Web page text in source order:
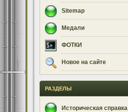
Sitemap
Медали
ФОТКИ
Новое на сайте
РАЗДЕЛЫ
Историческая справка